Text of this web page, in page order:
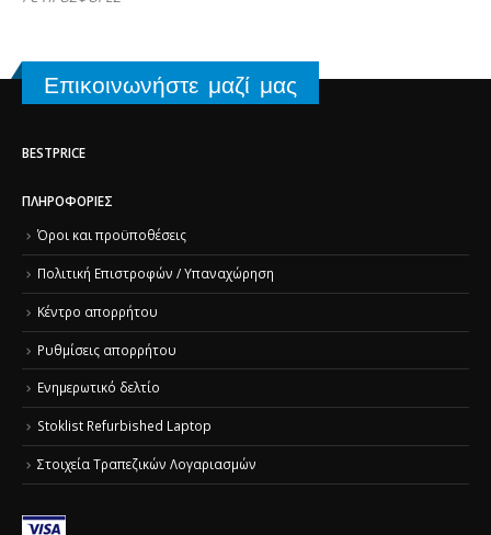
Επικοινωνήστε μαζί μας
BESTPRICE
ΠΛΗΡΟΦΟΡΊΕΣ
Όροι και προϋποθέσεις
Πολιτική Επιστροφών / Υπαναχώρηση
Κέντρο απορρήτου
Ρυθμίσεις απορρήτου
Ενημερωτικό δελτίο
Stoklist Refurbished Laptop
Στοιχεία Τραπεζικών Λογαριασμών